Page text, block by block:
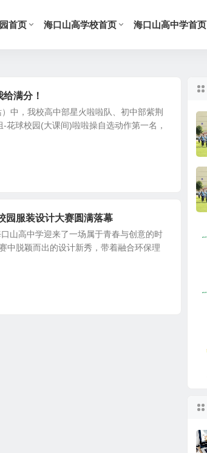
首页 海口山高学校首页 海口山高中学首页
满分！
中，我校高中部星火啦啦队、初中部紫荆
球校园(大课间)啦啦操自选动作第一名，
服装设计大赛圆满落幕
山高中学迎来了一场属于青春与创意的时
脱颖而出的设计新秀，带着融合环保理